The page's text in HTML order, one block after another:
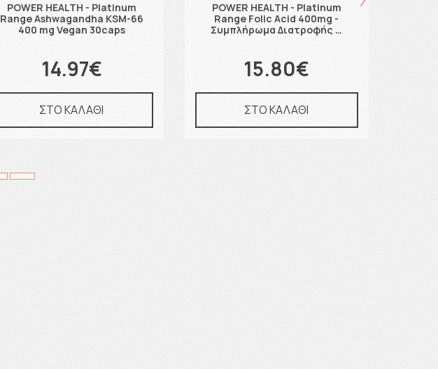
POWER HEALTH - Platinum
Range Ashwagandha KSM-66
400 mg Vegan 30caps
14.97€
ΣΤΟ ΚΑΛΑΘΙ
POWER HEALTH - Platinum
Range Folic Acid 400mg -
Συμπλήρωμα Διατροφής …
15.80€
ΣΤΟ ΚΑΛΑΘΙ